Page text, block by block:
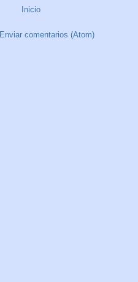
Inicio
Enviar comentarios (Atom)